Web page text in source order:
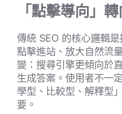
「點擊導向」
傳統 SEO 的核心邏輯
點擊進站、放大自然流
變：搜尋引擎更傾向於
生成答案。使用者不一
學型、比較型、解釋型
要。